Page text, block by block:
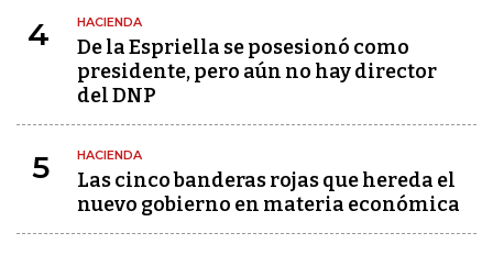
4 HACIENDA
De la Espriella se posesionó como
presidente, pero aún no hay director
del DNP
5 HACIENDA
Las cinco banderas rojas que hereda el
nuevo gobierno en materia económica